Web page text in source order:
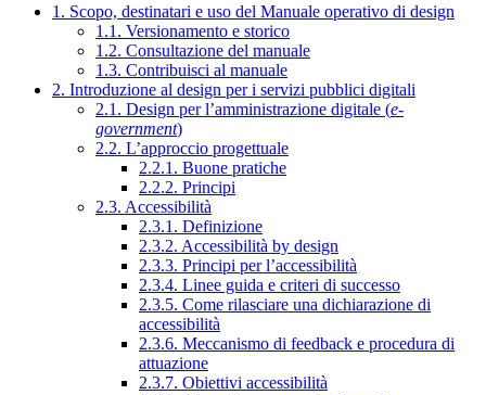
1. Scopo, destinatari e uso del Manuale operativo di design
1.1. Versionamento e storico
1.2. Consultazione del manuale
1.3. Contribuisci al manuale
2. Introduzione al design per i servizi pubblici digitali
2.1. Design per l’amministrazione digitale (e-
government)
2.2. L’approccio progettuale
2.2.1. Buone pratiche
2.2.2. Principi
2.3. Accessibilità
2.3.1. Definizione
2.3.2. Accessibilità by design
2.3.3. Principi per l’accessibilità
2.3.4. Linee guida e criteri di successo
2.3.5. Come rilasciare una dichiarazione di
accessibilità
2.3.6. Meccanismo di feedback e procedura di
attuazione
2.3.7. Obiettivi accessibilità